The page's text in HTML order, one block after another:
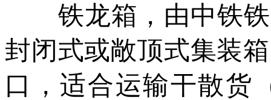
铁龙箱，由中铁铁
封闭式或敞顶式集装
口，适合运输干散货